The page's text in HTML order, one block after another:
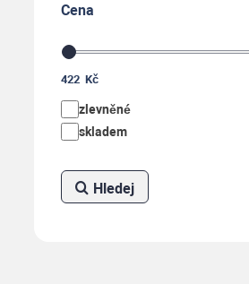
Cena
422 Kč
zlevněné
skladem
Hledej